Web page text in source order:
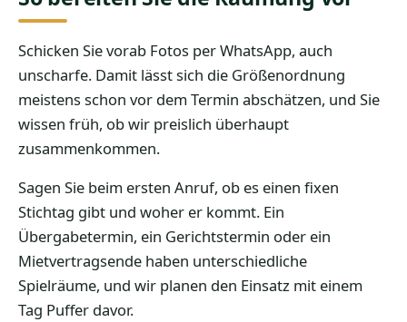
Schicken Sie vorab Fotos per WhatsApp, auch
unscharfe. Damit lässt sich die Größenordnung
meistens schon vor dem Termin abschätzen, und Sie
wissen früh, ob wir preislich überhaupt
zusammenkommen.
Sagen Sie beim ersten Anruf, ob es einen fixen
Stichtag gibt und woher er kommt. Ein
Übergabetermin, ein Gerichtstermin oder ein
Mietvertragsende haben unterschiedliche
Spielräume, und wir planen den Einsatz mit einem
Tag Puffer davor.